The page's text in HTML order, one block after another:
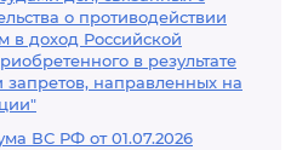
о противодействии
в доход Российской
в результате
направленных на
ВС РФ от 01.07.2026